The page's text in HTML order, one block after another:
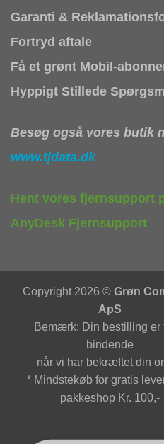
Garanti &
Fortryd aftale
Få et grønt Mobil-
Hyppigt Stillede
Besøg også vores butik
www.tjdata.dk
Hent vores fjernsupport
AnyDesk Fjernsupport
Copyright 2026 © Grøn
ApS
Bemærk: Din bestilling er
bindende
når vi har bekræftet din
* Mindstekøb for gratis
pakkeshop Kr. 100,-